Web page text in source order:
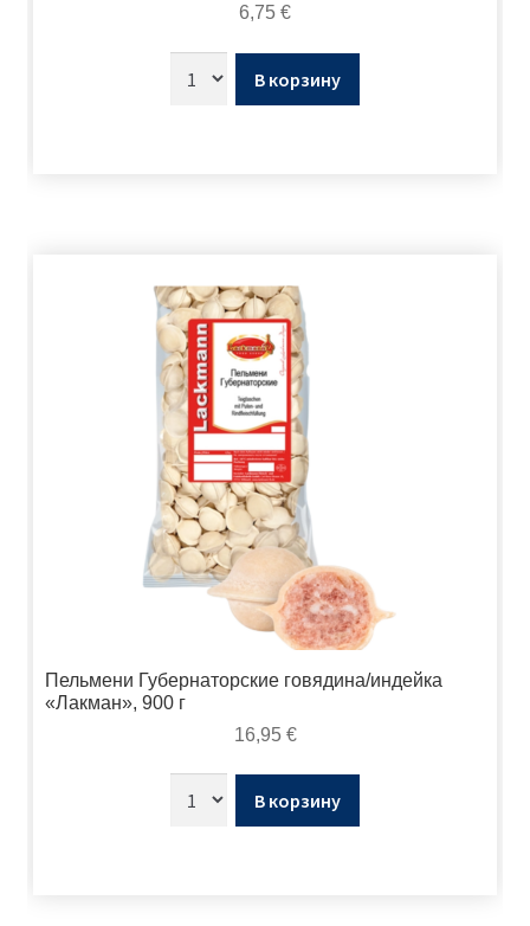
6,75 €
В корзину
Пельмени Губернаторские говядина/индейка
«Лакман», 900 г
16,95 €
В корзину